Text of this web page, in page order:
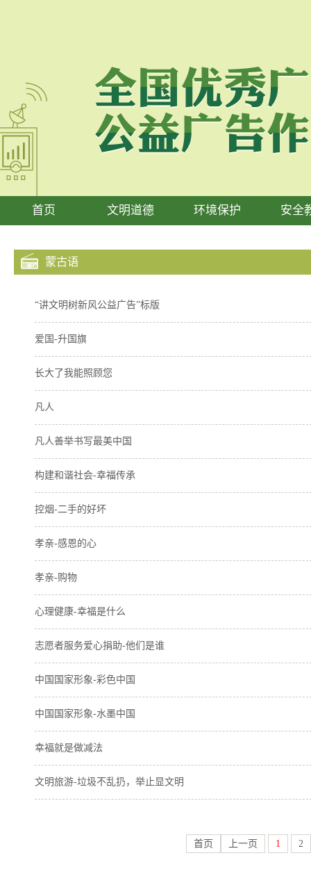
首页 文明道德 环境保护 安全
蒙古语
“讲文明树新风公益广告”标版
爱国-升国旗
长大了我能照顾您
凡人
凡人善举书写最美中国
构建和谐社会-幸福传承
控烟-二手的好坏
孝亲-感恩的心
孝亲-购物
心理健康-幸福是什么
志愿者服务爱心捐助-他们是谁
中国国家形象-彩色中国
中国国家形象-水墨中国
幸福就是做减法
文明旅游-垃圾不乱扔，举止显文明
首页 上一页 1 2